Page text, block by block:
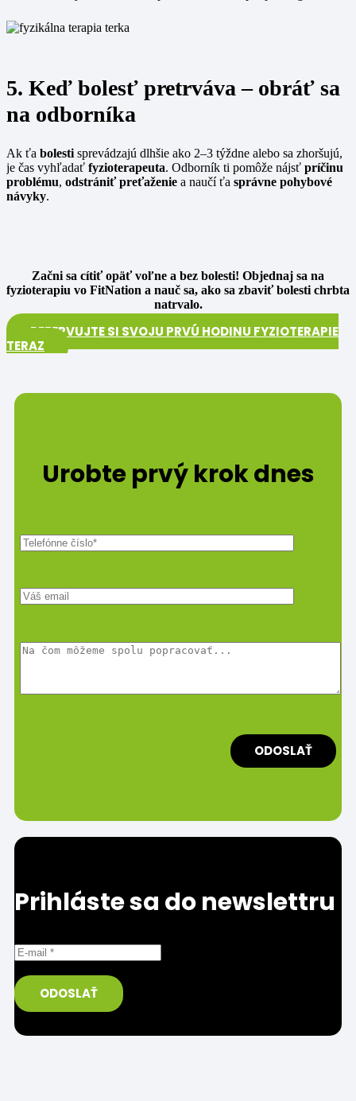
5. Keď bolesť pretrváva – obráť sa
na odborníka
Ak ťa bolesti sprevádzajú dlhšie ako 2–3 týždne alebo sa zhoršujú,
je čas vyhľadať fyzioterapeuta. Odborník ti pomôže nájsť príčinu
problému, odstrániť preťaženie a naučí ťa správne pohybové
návyky.
Začni sa cítiť opäť voľne a bez bolesti! Objednaj sa na
fyzioterapiu vo FitNation a nauč sa, ako sa zbaviť bolesti chrbta
natrvalo.
REZERVUJTE SI SVOJU PRVÚ HODINU FYZIOTERAPIE
TERAZ
Urobte prvý krok dnes
Prihláste sa do newslettru
ODOSLAŤ